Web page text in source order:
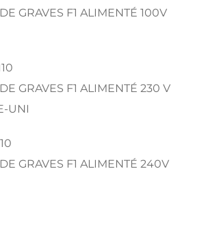
GRAVES F1 ALIMENTÉ 100V
GRAVES F1 ALIMENTÉ 230 V
UNI
GRAVES F1 ALIMENTÉ 240V